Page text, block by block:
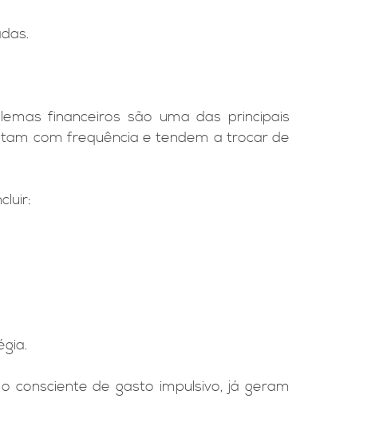
financeiros são uma das principais
com frequência e tendem a trocar de
consciente de gasto impulsivo, já geram